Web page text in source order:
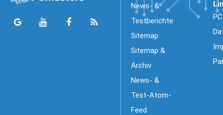
News- &
Testberichte
Sitemap
Sitemap &
Archiv
News- &
Test-Atom-
Feed